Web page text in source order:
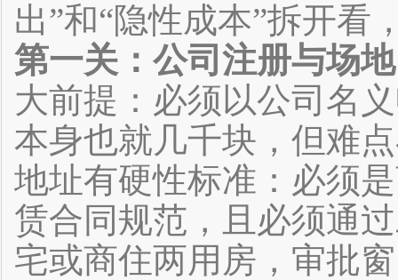
出”和“隐性成本”拆开看
第一关：公司注册与场
大前提：必须以公司名
本身也就几千块，但难
地址有硬性标准：必须
赁合同规范，且必须通
宅或商住两用房，审批